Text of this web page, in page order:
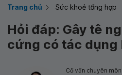
Trang chủ Sức khoẻ tổng hợp
Hỏi đáp: Gây tê
cứng có tác dụng
Cố vấn chuyên môn